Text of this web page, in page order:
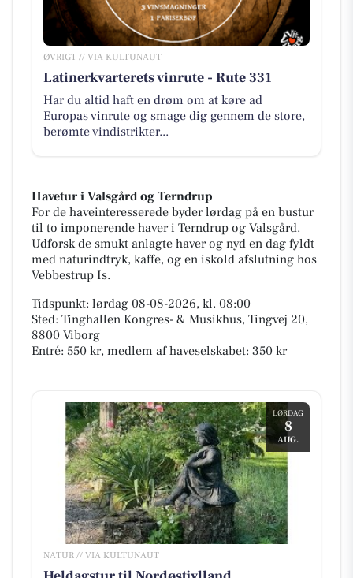
ØVRIGT // VIA KULTUNAUT
Latinerkvarterets vinrute - Rute 331
Har du altid haft en drøm om at køre ad
Europas vinrute og smage dig gennem de store,
berømte vindistrikter...
Havetur i Valsgård og Terndrup
For de haveinteresserede byder lørdag på en bustur
til to imponerende haver i Terndrup og Valsgård.
Udforsk de smukt anlagte haver og nyd en dag fyldt
med naturindtryk, kaffe, og en iskold afslutning hos
Vebbestrup Is.
Tidspunkt: lørdag 08-08-2026, kl. 08:00
Sted: Tinghallen Kongres- & Musikhus, Tingvej 20,
8800 Viborg
Entré: 550 kr, medlem af haveselskabet: 350 kr
LØRDAG
8
AUG.
NATUR // VIA KULTUNAUT